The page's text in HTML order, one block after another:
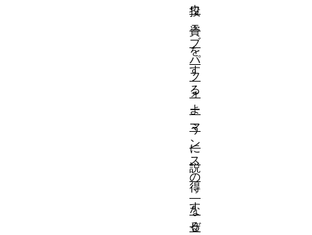
投
資
を
す
る
よ
う
に
説
得
す
る
ウ
ェ
ブ
パ
フ
ォ
ー
マ
ン
ス
の
「
な
ぜ